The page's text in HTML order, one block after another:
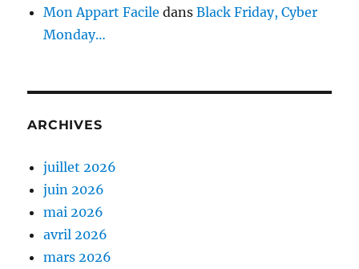
Mon Appart Facile dansBlack Friday, Cyber
Monday…
ARCHIVES
juillet 2026
juin 2026
mai 2026
avril 2026
mars 2026